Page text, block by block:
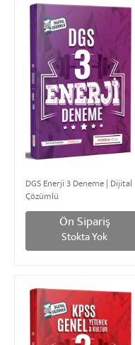
DGS Enerji 3 Deneme | Dijital
Çözümlü
Ön Sipariş
Stokta Yok